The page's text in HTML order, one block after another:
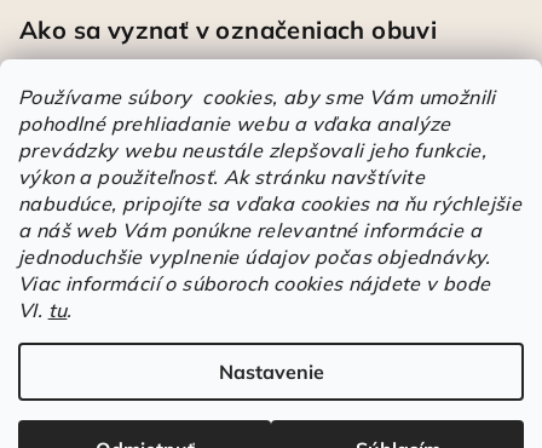
Používame súbory cookies, aby sme Vám umožnili
pohodlné prehliadanie webu a vďaka analýze
prevádzky webu neustále zlepšovali jeho funkcie,
výkon a použiteľnosť. Ak stránku navštívite
nabudúce, pripojíte sa vďaka cookies na ňu rýchlejšie
a náš web Vám ponúkne relevantné informácie a
jednoduchšie vyplnenie údajov počas objednávky.
Viac informácií o súboroch cookies nájdete v bode
VI. tu.
Nastavenie
Ako sa vyznať v označeniach obuvi
Heureka
Športové pracovné poltopánky PRESTIGE CLASSIC biele
Hodnotenie produktu je 5 z 5 hviezdičiek.
| Mária
Á
u
e
r
Elstrote®. Všetky práva vyhradené.
nastavenie cookies